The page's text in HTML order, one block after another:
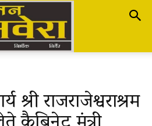
श्री राजराजेश्वराश्रम